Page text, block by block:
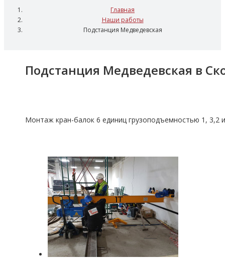
Главная
Наши работы
Подстанция Медведевская
Подстанция Медведевская в
Монтаж кран-балок 6 единиц грузоподъемностью 1,